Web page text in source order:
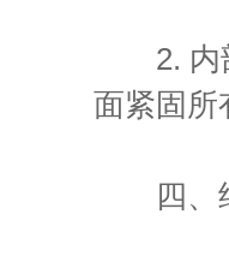
2. 内部
面紧固所
四、